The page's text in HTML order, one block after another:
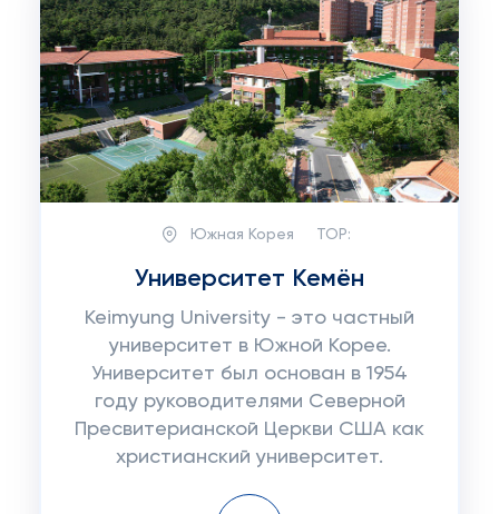
Южная Корея TOP:
Университет Кемён
Keimyung University - это частный
университет в Южной Корее.
Университет был основан в 1954
году руководителями Северной
Пресвитерианской Церкви США как
христианский университет.